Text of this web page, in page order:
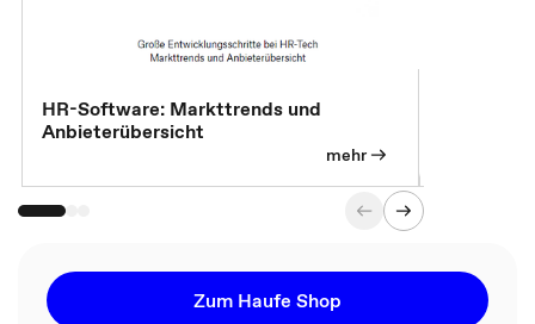
HR-Software: Markttrends und
Anbieterübersicht
mehr
Zum Haufe Shop